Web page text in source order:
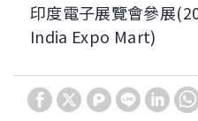
印度電子展覽會參展
India Expo Mart)